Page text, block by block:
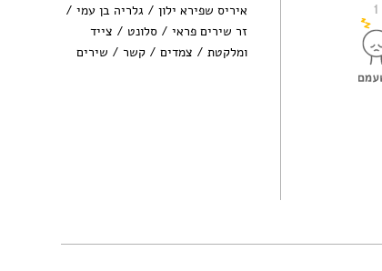
1 איריס שפירא ילון
גלריה בן עמי
זר שירים פראי
סלונט
צייד
ומלקטת
צמדים קשר שירים